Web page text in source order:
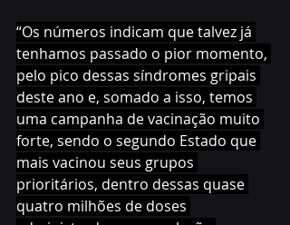
“Os números indicam que talvez já
tenhamos passado o pior momento,
pelo pico dessas síndromes gripais
deste ano e, somado a isso, temos
uma campanha de vacinação muito
forte, sendo o segundo Estado que
mais vacinou seus grupos
prioritários, dentro dessas quase
quatro milhões de doses